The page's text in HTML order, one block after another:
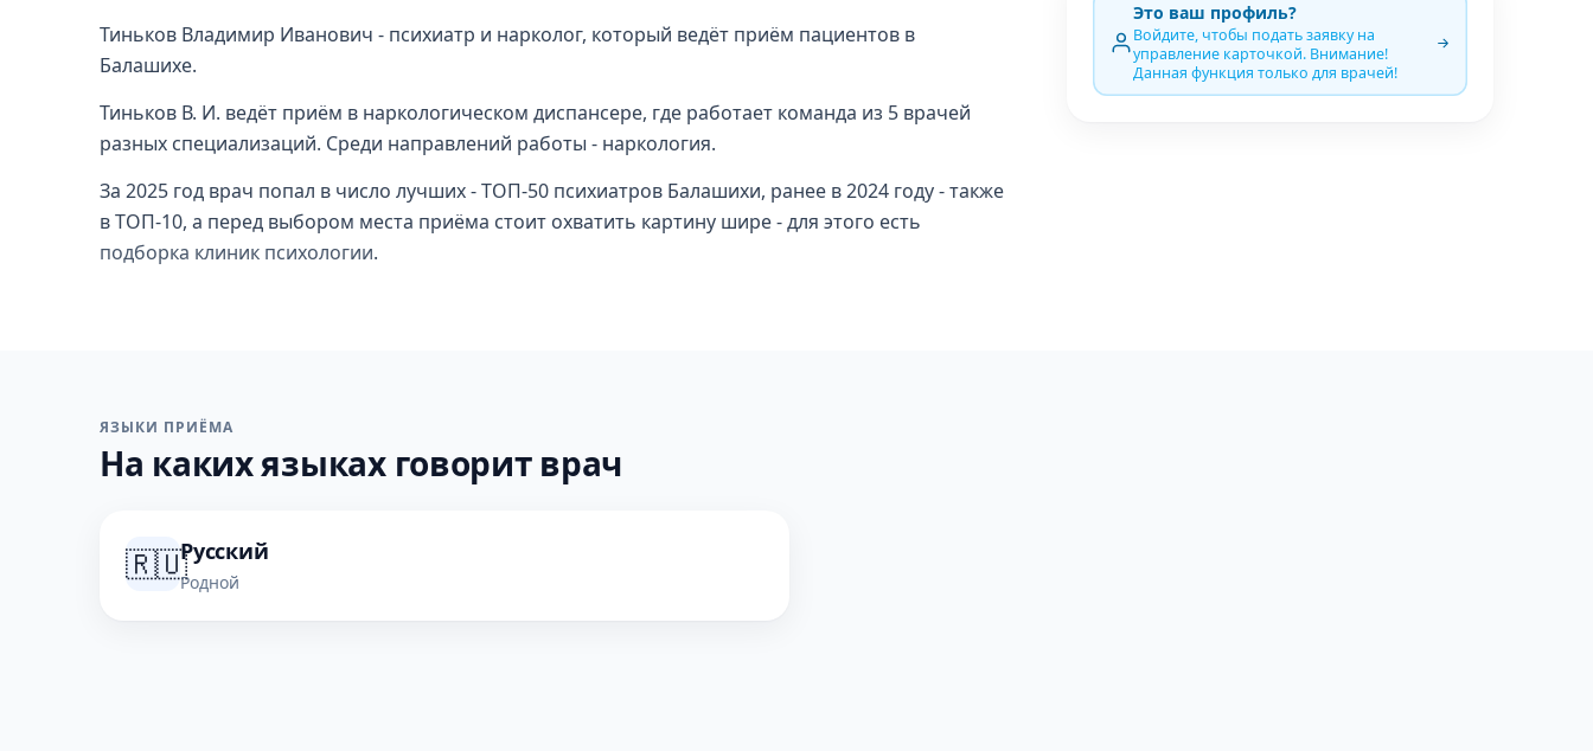
Тиньков Владимир Иванович - психиатр и нарколог, который ведёт приём пациентов в
Балашихе.
Тиньков В. И. ведёт приём в наркологическом диспансере, где работает команда из 5 врачей
разных специализаций. Среди направлений работы - наркология.
За 2025 год врач попал в число лучших - ТОП-50 психиатров Балашихи, ранее в 2024 году - также
в ТОП-10, а перед выбором места приёма стоит охватить картину шире - для этого есть
подборка клиник психологии.
Это ваш профиль?
Войдите, чтобы подать заявку на
управление карточкой. Внимание!
Данная функция только для врачей!
ЯЗЫКИ ПРИЁМА
На каких языках говорит врач
🇷🇺Русский
Родной